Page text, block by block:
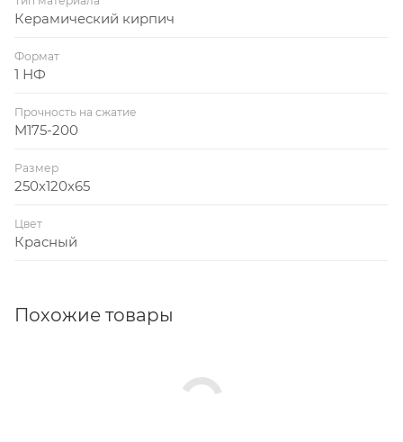
Керамический кирпич
Формат
1 НФ
Прочность на сжатие
M175-200
Размер
250х120х65
Цвет
Красный
Похожие товары